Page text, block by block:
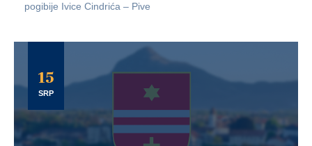
pogibije Ivice Cindrića – Pive
15
SRP